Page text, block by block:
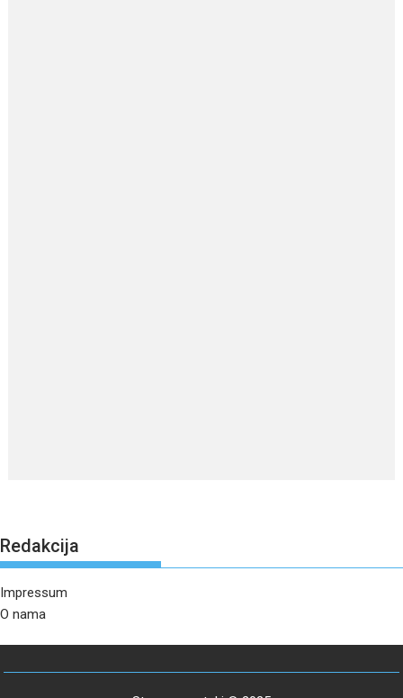
Redakcija
Impressum
O nama